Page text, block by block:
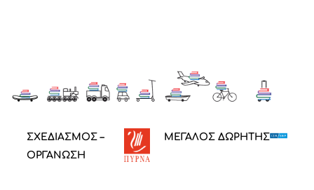
ΣΧΕΔΙΑΣΜΟΣ –
ΟΡΓΑΝΩΣΗ
ΜΕΓΑΛΟΣ ΔΩΡΗΤΗΣ